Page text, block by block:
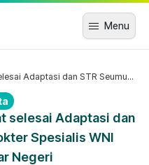
Menu
Kemenkes serahkan surat selesai Adaptasi dan STR Seumur Hidup dokter Spesialis WNI Lulusan Luar Negeri
selesai Adaptasi dan
Spesialis WNI
Negeri